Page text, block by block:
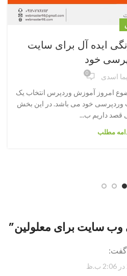
ایده آل برای سایت
خود
اسدی 0
عزیز وبمستر98، موضوع امروز آموزش وردپرس انتخاب یک
وردپرسی خود می باشد. در این بخش
قصد داریم ب...
مطلب
سایت برای معلولین”
گفت: